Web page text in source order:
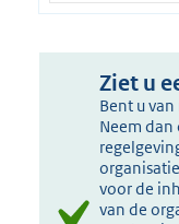
Ziet u
Bent u
Neem
voor de
van de